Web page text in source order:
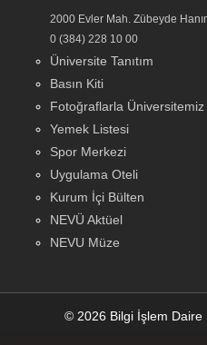
2000 Evler Mah. Zübeyde
0 (384) 228 10 00
Üniversite Tanıtım
Basın Kiti
Fotoğraflarla Üniversitemiz
Yemek Listesi
Spor Merkezi
Uygulama Oteli
Kurum İçi Bülten
NEVÜ Aktüel
NEVU Müze
© 2026 Bilgi İşlem Daire